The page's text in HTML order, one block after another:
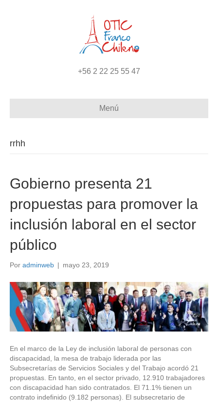
+56 2 22 25 55 47
Menú
rrhh
Gobierno presenta 21
propuestas para promover la
inclusión laboral en el sector
público
Por adminweb | mayo 23, 2019
En el marco de la Ley de inclusión laboral de personas con
discapacidad, la mesa de trabajo liderada por las
Subsecretarías de Servicios Sociales y del Trabajo acordó 21
propuestas. En tanto, en el sector privado, 12.910 trabajadores
con discapacidad han sido contratados. El 71.1% tienen un
contrato indefinido (9.182 personas). El subsecretario de